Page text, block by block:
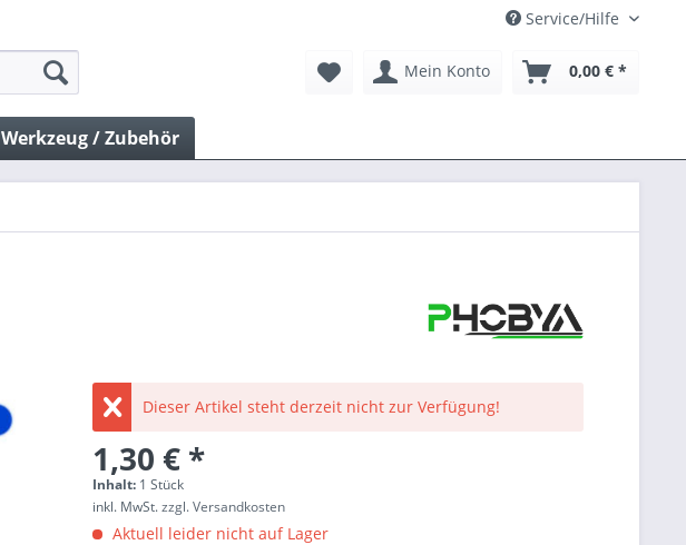
Service/Hilfe
Mein Konto 0,00 € *
Werkzeug / Zubehör
Dieser Artikel steht derzeit nicht zur Verfügung!
1,30 € *
Inhalt: 1 Stück
inkl. MwSt.zzgl. Versandkosten
Aktuell leider nicht auf Lager